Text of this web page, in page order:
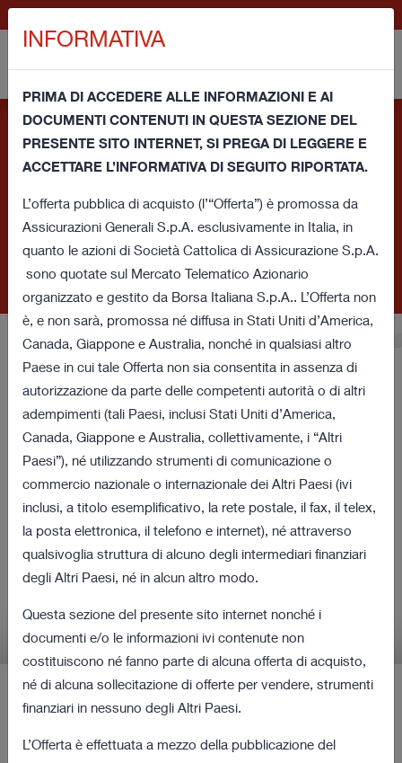
Offerta pubblica d’acquisto
volontaria per cassa sulla
totalità delle azioni di
Cattolica Assicurazioni e
Procedura di Obbligo di
Acquisto
Informazioni rilevanti in relazione all'Offerta e alla
Procedura di Obbligo di Acquisto
Ultimi Comunicati Stampa
12 agosto 2022 18:00
Informativa e consenso per l'uso dei cookie - Questo sito
utilizza cookie tecnici propri e cookie di terze parti (tecnici
e di profilazione) per migliorare la tua esperienza di navigazione
e fornirti un servizio in linea con le tue preferenze. Chiudendo
questa finestra oppure accedendo ad un qualunque elemento
sottostante a questo banner acconsenti all’utilizzo dei cookie.
Se vuoi saperne di più o negare il consenso a tutti o ad alcuni
INFORMATIVA
PRIMA DI ACCEDERE ALLE INFORMAZIONI E AI
DOCUMENTI CONTENUTI IN QUESTA SEZIONE DEL
PRESENTE SITO INTERNET, SI PREGA DI LEGGERE E
ACCETTARE L’INFORMATIVA DI SEGUITO RIPORTATA.
L’offerta pubblica di acquisto (l’“Offerta”) è promossa da
Assicurazioni Generali S.p.A. esclusivamente in Italia, in
quanto le azioni di Società Cattolica di Assicurazione S.p.A.
sono quotate sul Mercato Telematico Azionario
organizzato e gestito da Borsa Italiana S.p.A.. L’Offerta non
è, e non sarà, promossa né diffusa in Stati Uniti d’America,
Canada, Giappone e Australia, nonché in qualsiasi altro
Paese in cui tale Offerta non sia consentita in assenza di
autorizzazione da parte delle competenti autorità o di altri
adempimenti (tali Paesi, inclusi Stati Uniti d’America,
Canada, Giappone e Australia, collettivamente, i “Altri
Paesi”), né utilizzando strumenti di comunicazione o
commercio nazionale o internazionale dei Altri Paesi (ivi
inclusi, a titolo esemplificativo, la rete postale, il fax, il telex,
la posta elettronica, il telefono e internet), né attraverso
qualsivoglia struttura di alcuno degli intermediari finanziari
degli Altri Paesi, né in alcun altro modo.
Questa sezione del presente sito internet nonché i
documenti e/o le informazioni ivi contenute non
costituiscono né fanno parte di alcuna offerta di acquisto,
né di alcuna sollecitazione di offerte per vendere, strumenti
finanziari in nessuno degli Altri Paesi.
L’Offerta è effettuata a mezzo della pubblicazione del